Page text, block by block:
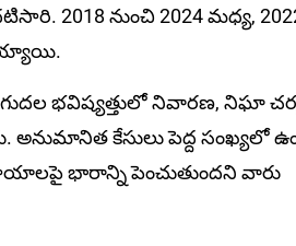
2018 నుంచి 2024 మధ్య,
భవిష్యత్తులో నివారణ, నిఘా
కేసులు పెద్ద సంఖ్యలో
భారాన్ని పెంచుతుందని వారు